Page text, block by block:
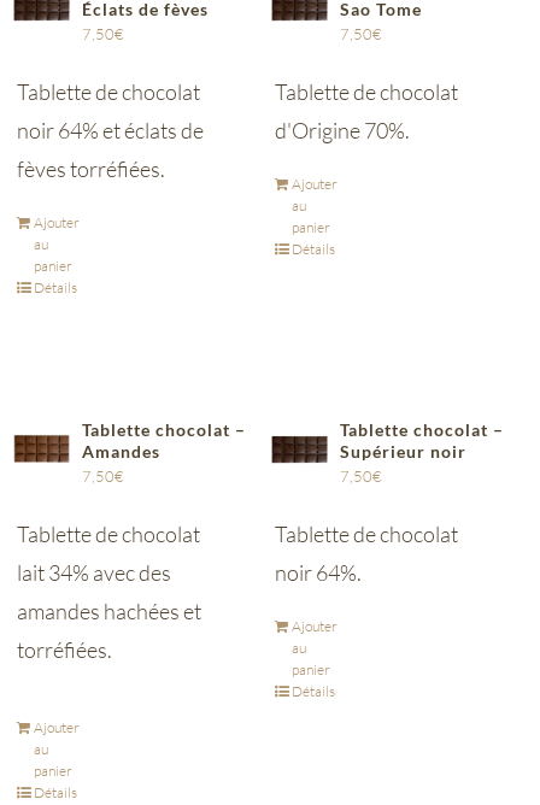
Éclats de fèves
7,50€
Tablette de chocolat
noir 64% et éclats de
fèves torréfiées.
Ajouter
au
panier
Détails
Sao Tome
7,50€
Tablette de chocolat
d'Origine 70%.
Ajouter
au
panier
Détails
Tablette chocolat –
Amandes
7,50€
Tablette de chocolat
lait 34% avec des
amandes hachées et
torréfiées.
Ajouter
au
panier
Détails
Tablette chocolat –
Supérieur noir
7,50€
Tablette de chocolat
noir 64%.
Ajouter
au
panier
Détails